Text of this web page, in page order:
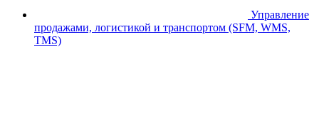
Управление
продажами, логистикой и транспортом (SFM, WMS,
TMS)